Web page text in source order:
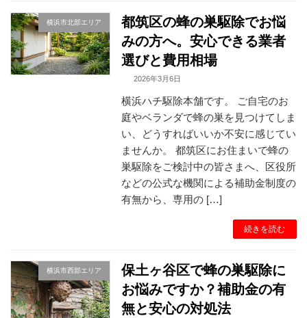
横浜市北部エリア
都筑区の蜂の巣駆除でお悩
みの方へ。安心できる業者
選びと費用相場
2026年3月6日
横浜ハチ駆除本舗です。 ご自宅のお
庭やベランダで蜂の巣を見つけてしま
い、どうすればいいか不安に感じてい
ませんか。 都筑区にお住まいで蜂の
巣駆除をご検討中の皆さまへ、区役所
などの公式な機関による補助金制度の
有無から、専用の […]
続きを読む
横浜市西部エリア
保土ヶ谷区で蜂の巣駆除に
お悩みですか？補助金の有
無と安心の対処法